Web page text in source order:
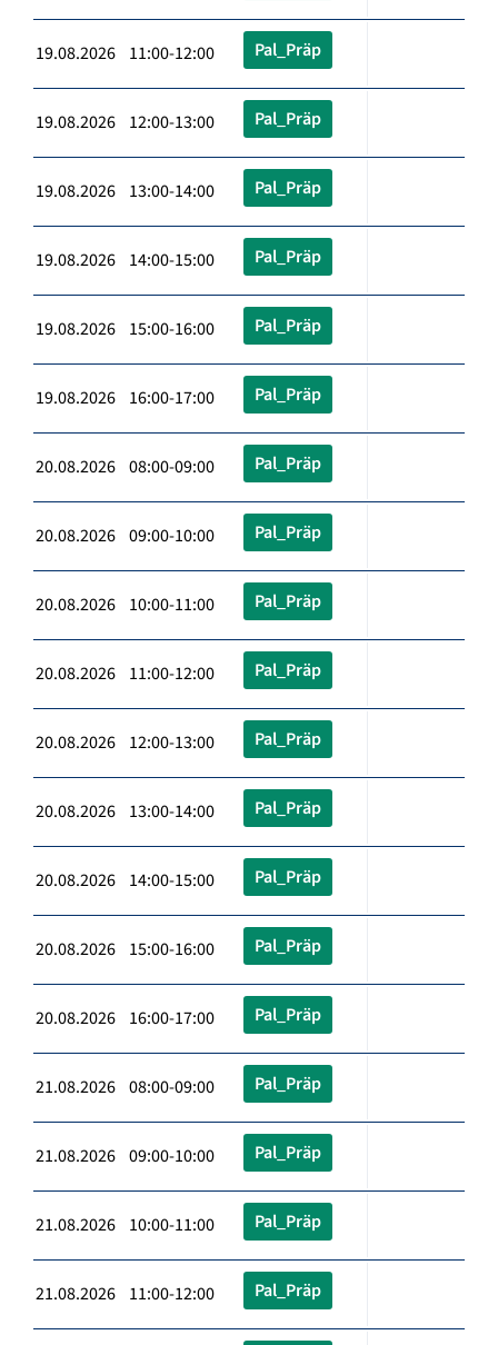
19.08.2026 11:00-12:00 Pal_Präp
19.08.2026 12:00-13:00 Pal_Präp
19.08.2026 13:00-14:00 Pal_Präp
19.08.2026 14:00-15:00 Pal_Präp
19.08.2026 15:00-16:00 Pal_Präp
19.08.2026 16:00-17:00 Pal_Präp
20.08.2026 08:00-09:00 Pal_Präp
20.08.2026 09:00-10:00 Pal_Präp
20.08.2026 10:00-11:00 Pal_Präp
20.08.2026 11:00-12:00 Pal_Präp
20.08.2026 12:00-13:00 Pal_Präp
20.08.2026 13:00-14:00 Pal_Präp
20.08.2026 14:00-15:00 Pal_Präp
20.08.2026 15:00-16:00 Pal_Präp
20.08.2026 16:00-17:00 Pal_Präp
21.08.2026 08:00-09:00 Pal_Präp
21.08.2026 09:00-10:00 Pal_Präp
21.08.2026 10:00-11:00 Pal_Präp
21.08.2026 11:00-12:00 Pal_Präp